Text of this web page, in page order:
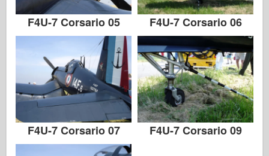
F4U-7 Corsario 05 F4U-7 Corsario 06
F4U-7 Corsario 07 F4U-7 Corsario 09